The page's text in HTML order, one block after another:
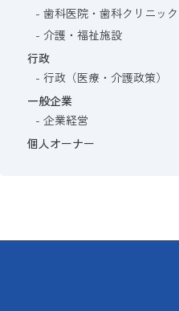
歯科医院・歯科クリニック
介護・福祉施設
行政
行政（医療・介護政策）
一般企業
企業経営
個人オーナー